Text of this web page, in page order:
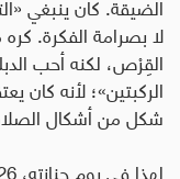
لا بصرامة الفكرة.
القِرْص، لكنه أحب
الركبتين»؛ لأنه كان
شكل من أشكال